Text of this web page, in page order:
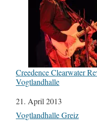
Creedence Clearwater
Vogtlandhalle
Datum
21. April 2013
In Bezug auf
Vogtlandhalle Greiz